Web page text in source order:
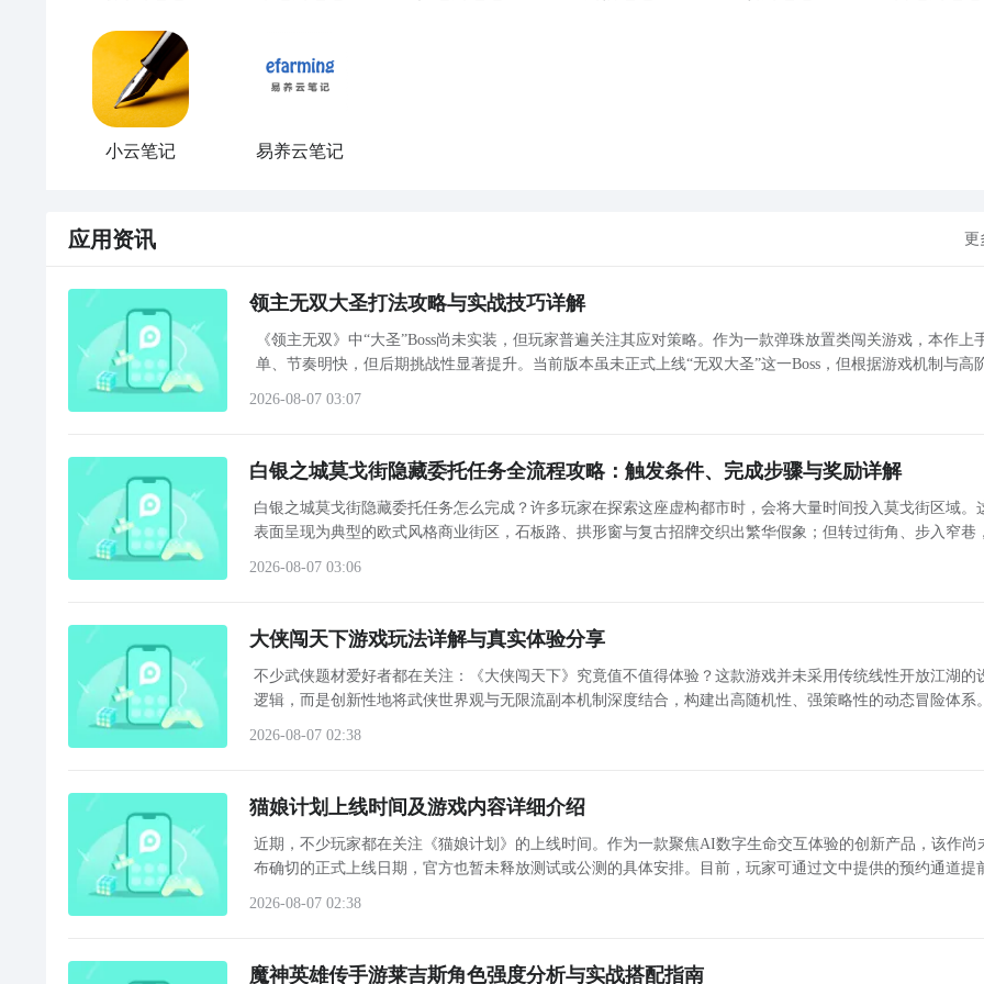
小云笔记 易养云笔记
应用资讯 更
领主无双大圣打法攻略与实战技巧详解
《领主无双》中“大圣”Boss尚未实装，但玩家普遍关注其应对策略。作为一款弹珠放置类闯关游戏，本作上
单、节奏明快，但后期挑战性显著提升。当前版本虽未正式上线“无双大圣”这一Boss，但根据游戏机制与高
2026-08-07 03:07
白银之城莫戈街隐藏委托任务全流程攻略：触发条件、完成步骤与奖励详解
白银之城莫戈街隐藏委托任务怎么完成？许多玩家在探索这座虚构都市时，会将大量时间投入莫戈街区域。
表面呈现为典型的欧式风格商业街区，石板路、拱形窗与复古招牌交织出繁华假象；但转过街角、步入窄巷
2026-08-07 03:06
大侠闯天下游戏玩法详解与真实体验分享
不少武侠题材爱好者都在关注：《大侠闯天下》究竟值不值得体验？这款游戏并未采用传统线性开放江湖的
逻辑，而是创新性地将武侠世界观与无限流副本机制深度结合，构建出高随机性、强策略性的动态冒险体系
2026-08-07 02:38
猫娘计划上线时间及游戏内容详细介绍
近期，不少玩家都在关注《猫娘计划》的上线时间。作为一款聚焦AI数字生命交互体验的创新产品，该作尚
布确切的正式上线日期，官方也暂未释放测试或公测的具体安排。目前，玩家可通过文中提供的预约通道提
2026-08-07 02:38
魔神英雄传手游莱吉斯角色强度分析与实战搭配指南